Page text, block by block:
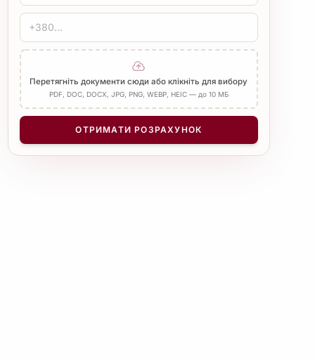
ЗАСВІДЧЕННЯ
Печатка бюро Нотаріус
Додати Апостиль
КІЛЬКІСТЬ СТОРІНОК
+
Перетягніть документи сюди або клікніть для вибору
PDF, DOC, DOCX, JPG, PNG, WEBP, HEIC — до 10 МБ
ОТРИМАТИ РОЗРАХУНОК